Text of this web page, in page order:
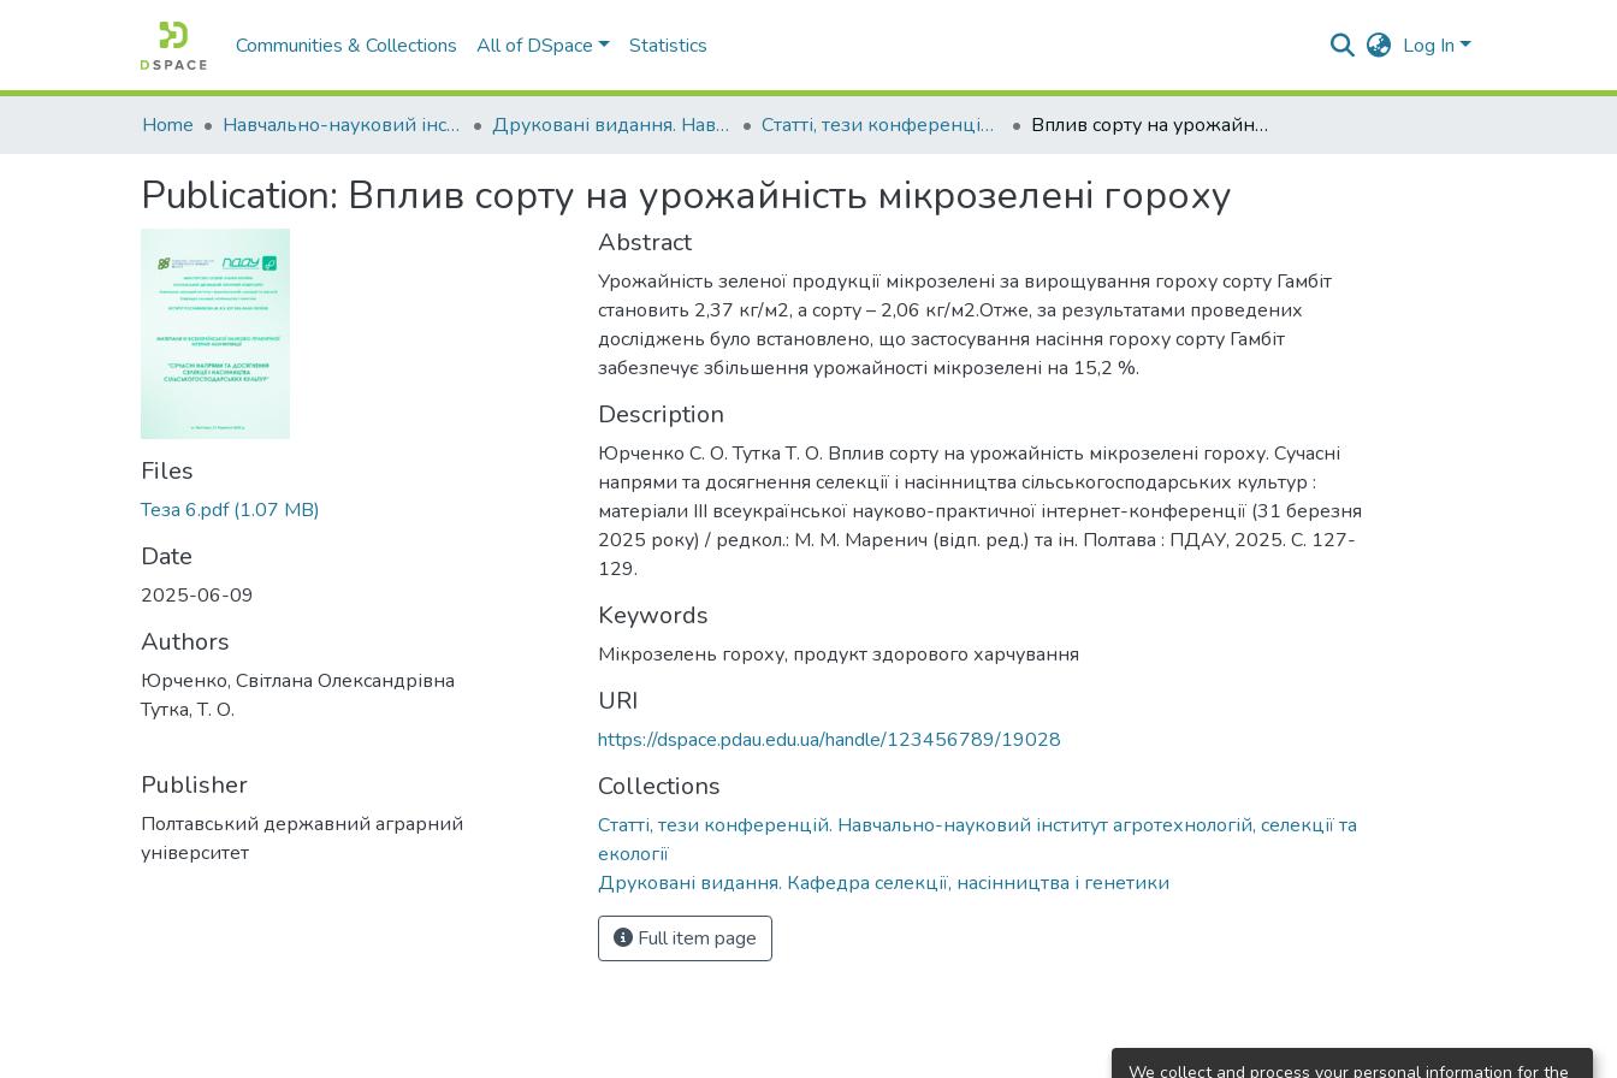
Communities & Collections All of DSpace Statistics Log In
Home Навчально-науковий інститут агротехнологій, селекції та екології Друковані видання. Навчально-науковий інститут агротехнологій, селекції та екології Статті, тези конференцій. Навчально-науковий інститут агротехнологій, селекції та екології Вплив сорту на урожайність мікрозелені гороху
Publication: Вплив сорту на урожайність мікрозелені гороху
Files
Теза 6.pdf(1.07 MB)
Date
2025-06-09
Authors
Юрченко, Світлана Олександрівна
Тутка, Т. О.
Publisher
Полтавський державний аграрний
університет
Abstract
Урожайність зеленої продукції мікрозелені за вирощування гороху сорту Гамбіт
становить 2,37 кг/м2, а сорту – 2,06 кг/м2.Отже, за результатами проведених
досліджень було встановлено, що застосування насіння гороху сорту Гамбіт
забезпечує збільшення урожайності мікрозелені на 15,2 %.
Description
Юрченко С. О. Тутка Т. О. Вплив сорту на урожайність мікрозелені гороху. Сучасні
напрями та досягнення селекції і насінництва сільськогосподарських культур :
матеріали ІІІ всеукраїнської науково-практичної інтернет-конференції (31 березня
2025 року) / редкол.: М. М. Маренич (відп. ред.) та ін. Полтава : ПДАУ, 2025. С. 127-
129.
Keywords
Мікрозелень гороху, продукт здорового харчування
URI
https://dspace.pdau.edu.ua/handle/123456789/19028
Collections
Статті, тези конференцій. Навчально-науковий інститут агротехнологій, селекції та
екології
Друковані видання. Кафедра селекції, насінництва і генетики
Full item page
We collect and process your personal information for the